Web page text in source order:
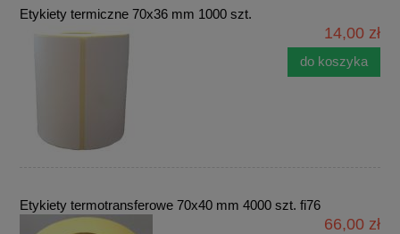
Etykiety termiczne 70x36 mm 1000 szt.
14,00 zł
do koszyka
Etykiety termotransferowe 70x40 mm 4000 szt. fi76
66,00 zł